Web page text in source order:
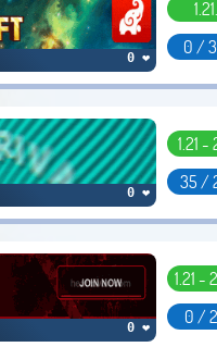
0 ❤
0 /
0 ❤
1.21 -
35 /
0 ❤
1.21 -
0 /